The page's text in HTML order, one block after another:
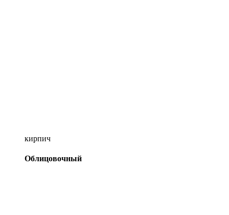
кирпич
Облицовочный